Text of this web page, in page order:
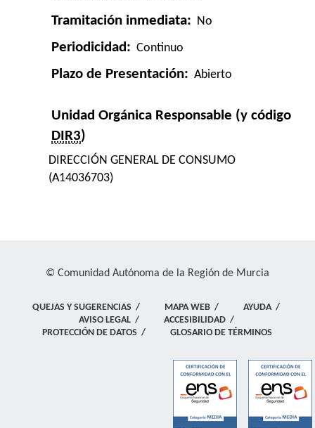
Tramitación inmediata: No
Periodicidad: Continuo
Plazo de Presentación: Abierto
Unidad Orgánica Responsable (y código
DIR3)
DIRECCIÓN GENERAL DE CONSUMO
(A14036703)
© Comunidad Autónoma de la Región de Murcia
QUEJAS Y SUGERENCIAS / MAPA WEB / AYUDA/
AVISO LEGAL/ ACCESIBILIDAD/
PROTECCIÓN DE DATOS / GLOSARIO DE TÉRMINOS